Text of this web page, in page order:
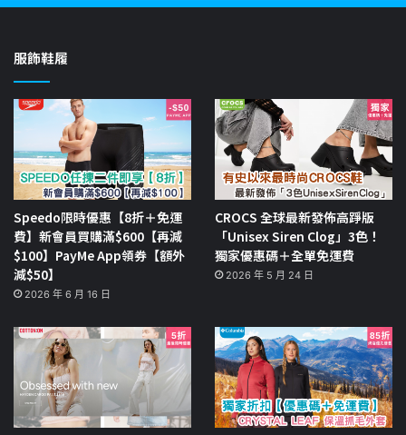
服飾鞋履
Speedo限時優惠【8折＋免運
費】新會員買購滿$600【再減
$100】PayMe App領券【額外
減$50】
2026 年 6 月 16 日
CROCS 全球最新發佈高踭版
「Unisex Siren Clog」3色！
獨家優惠碼＋全單免運費
2026 年 5 月 24 日